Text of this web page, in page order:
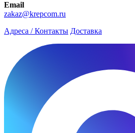
Email
zakaz@krepcom.ru
Адреса / Контакты Доставка